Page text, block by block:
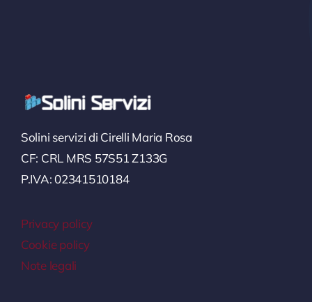
Solini servizi di Cirelli Maria Rosa
CF: CRL MRS 57S51 Z133G
P.IVA: 02341510184
Privacy policy
Cookie policy
Note legali